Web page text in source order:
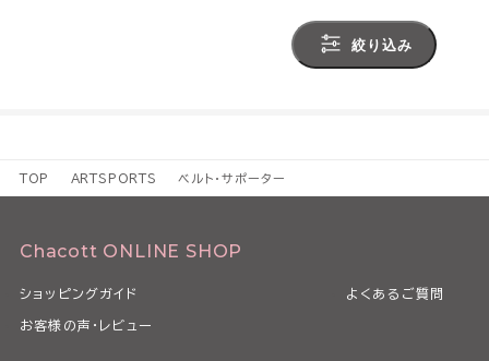
絞り込み
TOP ARTSPORTS ベルト・サポーター
Chacott ONLINE SHOP
ショッピングガイド よくあるご質問
お客様の声・レビュー